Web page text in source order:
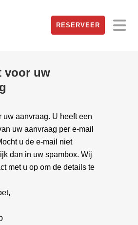
RESERVEER
voor uw
uw aanvraag. U heeft een
uw aanvraag per e-mail
u de e-mail niet
dan in uw spambox. Wij
met u op om de details te